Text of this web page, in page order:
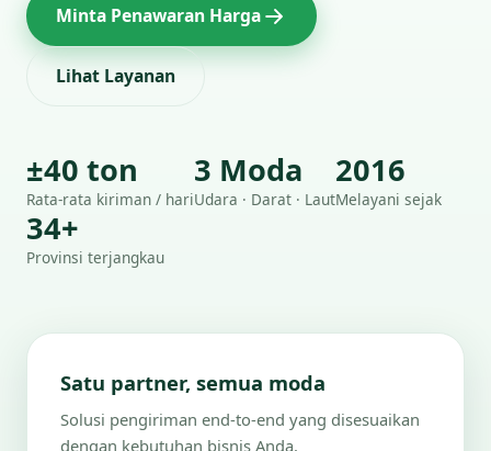
Minta Penawaran Harga
Lihat Layanan
±40 ton
Rata-rata kiriman / hari
3 Moda
Udara · Darat · Laut
2016
Melayani sejak
34+
Provinsi terjangkau
Satu partner, semua moda
Solusi pengiriman end-to-end yang disesuaikan
dengan kebutuhan bisnis Anda.